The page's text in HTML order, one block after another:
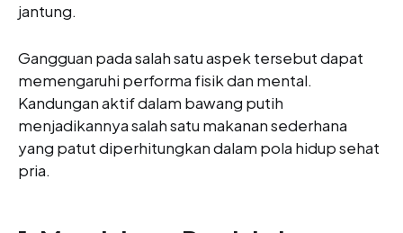
jantung.
Gangguan pada salah satu aspek tersebut dapat
memengaruhi performa fisik dan mental.
Kandungan aktif dalam bawang putih
menjadikannya salah satu makanan sederhana
yang patut diperhitungkan dalam pola hidup sehat
pria.